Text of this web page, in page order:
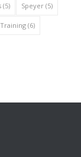
(5) Speyer(5)
Training(6)